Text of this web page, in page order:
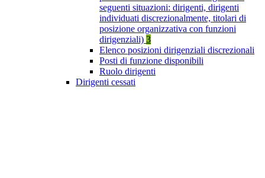
seguenti situazioni: dirigenti, dirigenti
individuati discrezionalmente, titolari di
posizione organizzativa con funzioni
dirigenziali) 3
Elenco posizioni dirigenziali discrezionali
Posti di funzione disponibili
Ruolo dirigenti
Dirigenti cessati